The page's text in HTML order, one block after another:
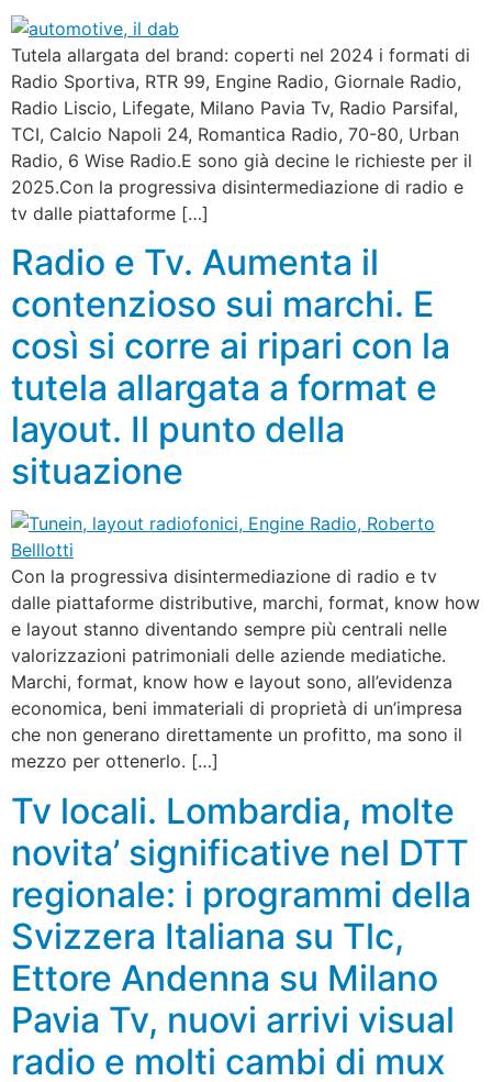
Tutela allargata del brand: coperti nel 2024 i formati di
Radio Sportiva, RTR 99, Engine Radio, Giornale Radio,
Radio Liscio, Lifegate, Milano Pavia Tv, Radio Parsifal,
TCI, Calcio Napoli 24, Romantica Radio, 70-80, Urban
Radio, 6 Wise Radio.E sono già decine le richieste per il
2025.Con la progressiva disintermediazione di radio e
tv dalle piattaforme […]
Radio e Tv. Aumenta il
contenzioso sui marchi. E
così si corre ai ripari con la
tutela allargata a format e
layout. Il punto della
situazione
Con la progressiva disintermediazione di radio e tv
dalle piattaforme distributive, marchi, format, know how
e layout stanno diventando sempre più centrali nelle
valorizzazioni patrimoniali delle aziende mediatiche.
Marchi, format, know how e layout sono, all’evidenza
economica, beni immateriali di proprietà di un’impresa
che non generano direttamente un profitto, ma sono il
mezzo per ottenerlo. […]
Tv locali. Lombardia, molte
novita’ significative nel DTT
regionale: i programmi della
Svizzera Italiana su Tlc,
Ettore Andenna su Milano
Pavia Tv, nuovi arrivi visual
radio e molti cambi di mux